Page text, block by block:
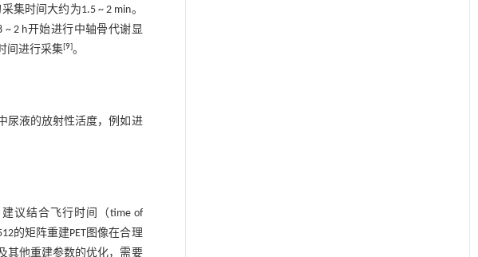
时间大约为1.5 ~ 2 min。
2 h开始进行中轴骨代谢显
间进行采集[9]。
尿液的放射性活度，例如进
建议结合飞行时间（time of
的矩阵重建PET图像在合理
其他重建参数的优化，需要